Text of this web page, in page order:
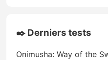
✒️ Derniers tests
Onimusha: Way of the